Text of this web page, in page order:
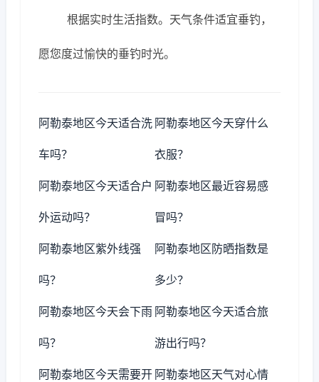
根据实时生活指数。天气条件适宜垂钓，
愿您度过愉快的垂钓时光。
阿勒泰地区今天适合洗
车吗？
阿勒泰地区今天穿什么
衣服？
阿勒泰地区今天适合户
外运动吗？
阿勒泰地区最近容易感
冒吗？
阿勒泰地区紫外线强
吗？
阿勒泰地区防晒指数是
多少？
阿勒泰地区今天会下雨
吗？
阿勒泰地区今天适合旅
游出行吗？
阿勒泰地区今天需要开 阿勒泰地区天气对心情